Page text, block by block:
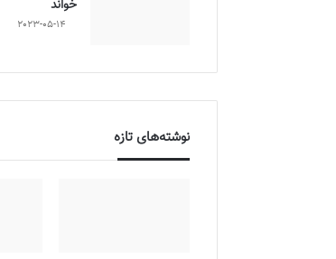
خواند
2023-05-14
نوشته‌های تازه